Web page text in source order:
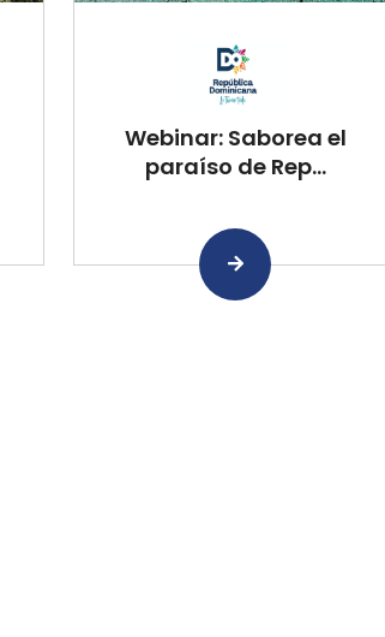
Webinar: Saborea el
paraíso de Rep...